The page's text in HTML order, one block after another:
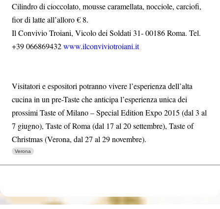
Cilindro di cioccolato, mousse caramellata, nocciole, carciofi,
fior di latte all’alloro € 8.
Il Convivio Troiani, Vicolo dei Soldati 31- 00186 Roma. Tel.
+39 066869432www.ilconviviotroiani.it
Visitatori e espositori potranno vivere l’esperienza dell’alta
cucina in un pre-Taste che anticipa l’esperienza unica dei
prossimi Taste of Milano – Special Edition Expo 2015 (dal 3 al
7 giugno), Taste of Roma (dal 17 al 20 settembre), Taste of
Christmas (Verona, dal 27 al 29 novembre).
Verona